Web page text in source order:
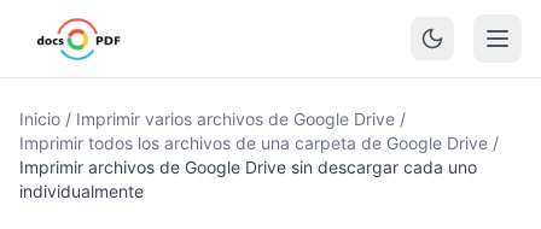
Inicio / Imprimir varios archivos de Google Drive /
Imprimir todos los archivos de una carpeta de Google Drive /
Imprimir archivos de Google Drive sin descargar cada uno
individualmente